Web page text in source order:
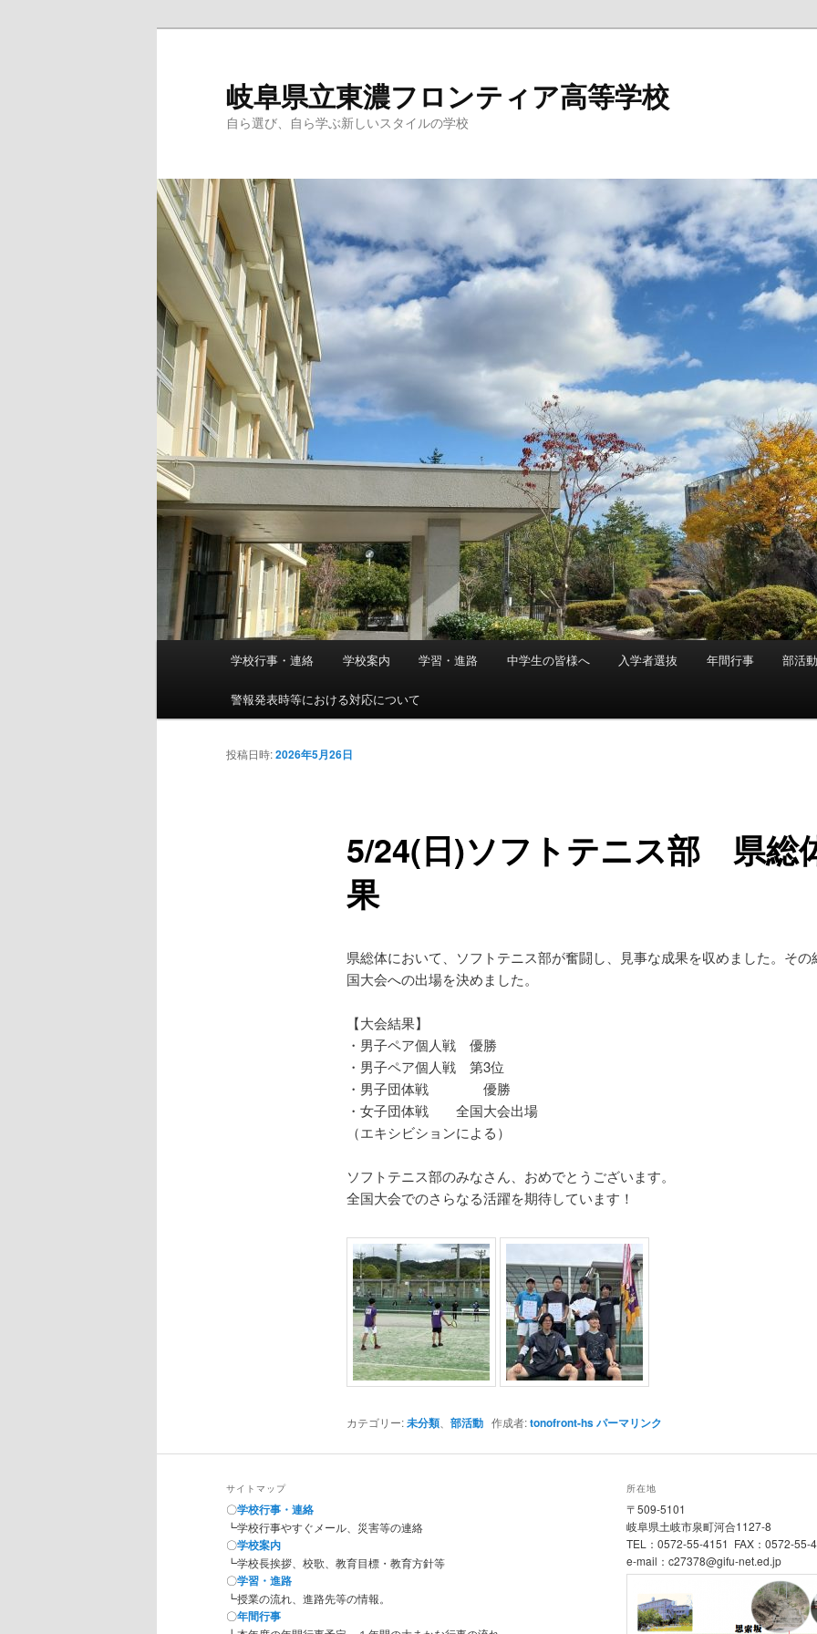
岐阜県立東濃フロンティア高等学校
自ら選び、自ら学ぶ新しいスタイルの学校
メ
メ
イ
ン
学校行事・連絡 学校案内 学習・進路 中学生の皆様へ 入学者選抜 年間行事 部活
警報発表時等における対応について
5/24(日)ソフトテニス部 県総
果
投稿日時:2026年5月26日
県総体において、ソフトテニス部が奮闘し、見事な成果を収めました。その
国大会への出場を決めました。
【大会結果】
・男子ペア個人戦 優勝
・男子ペア個人戦 第3位
・男子団体戦 優勝
・女子団体戦 全国大会出場
（エキシビションによる）
ソフトテニス部のみなさん、おめでとうございます。
全国大会でのさらなる活躍を期待しています！
カテゴリー:未分類、 部活動作成者:tonofront-hsパーマリンク
サイトマップ
〇学校行事・連絡
┗学校行事やすぐメール、災害等の連絡
〇学校案内
┗学校長挨拶、校歌、教育目標・教育方針等
〇学習・進路
┗授業の流れ、進路先等の情報。
〇年間行事
所在地
〒509-5101
岐阜県土岐市泉町河合1127-8
TEL：0572-55-4151 FAX：0572-55-
e-mail：c27378@gifu-net.ed.jp